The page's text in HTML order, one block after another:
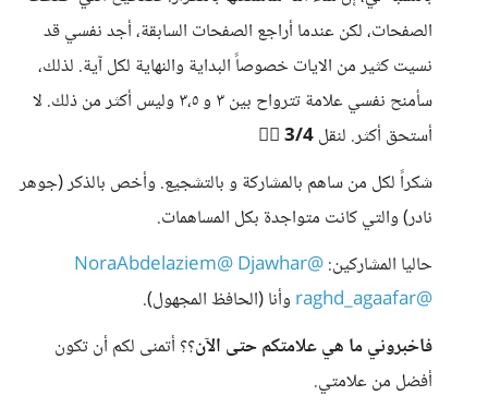
الصفحات، لكن عندما أراجع الصفحات السابقة، أجد نفسي قد
نسيت كثير من الايات خصوصاً البداية والنهاية لكل آية. لذلك،
سأمنح نفسي علامة تترواح بين ٣ و ٣،٥ وليس أكثر من ذلك. لا
أستحق أكثر. لنقل3/4
🙆‍♀️
شكراً لكل من ساهم بالمشاركة و بالتشجيع. وأخص بالذكر (جوهر
نادر) والتي كانت متواجدة بكل المساهمات.
حاليا المشاركين:@Djawhar
@NoraAbdelaziem
@raghd_agaafar
وأنا (الحافظ المجهول).
فاخبروني ما هي علامتكم حتى الآن؟؟ أتمنى لكم أن تكون
أفضل من علامتي.